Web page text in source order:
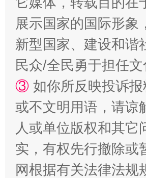
招工难、用工荒背后
展示国家的国际形象
新型国家、建设和谐
民众/全民勇于担任
③ 如你所反映投诉
或不文明用语，请谅
人或单位版权和其它
实，有权先行撤除或
网根据有关法律法